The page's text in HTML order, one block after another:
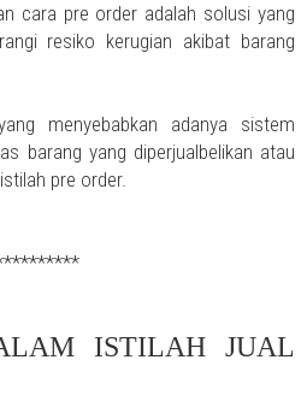
cara pre order adalah solusi yang
resiko kerugian akibat barang
menyebabkan adanya sistem
barang yang diperjualbelikan atau
pre order.
ISTILAH JUAL